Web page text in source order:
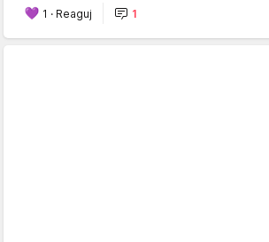
1 · Reaguj 1